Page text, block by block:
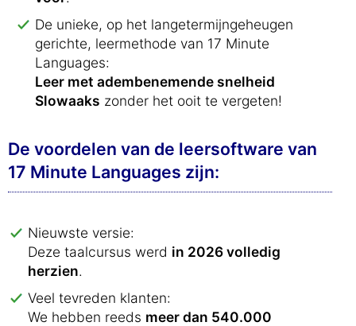
De unieke, op het langetermijngeheugen
gerichte, leermethode van 17 Minute
Languages:
Leer met adembenemende snelheid
Slowaaks zonder het ooit te vergeten!
De voordelen van de leersoftware van
17 Minute Languages zijn:
Nieuwste versie:
Deze taalcursus werd in 2026 volledig
herzien.
Veel tevreden klanten:
We hebben reeds meer dan 540.000